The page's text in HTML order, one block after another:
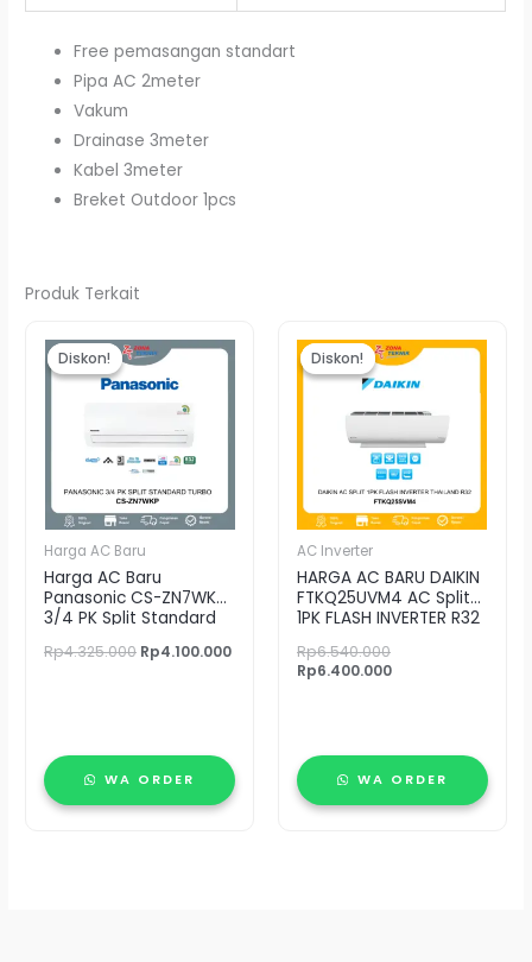
Free pemasangan standart
Pipa AC 2meter
Vakum
Drainase 3meter
Kabel 3meter
Breket Outdoor 1pcs
Produk Terkait
Diskon!
Diskon!
Harga AC Baru
Harga AC Baru
Panasonic CS-ZN7WKP
3/4 PK Split Standard
Rp4.325.000
aslinya
adalah:
Rp4.325.000.
Rp4.100.000
WA ORDER
Diskon!
Diskon!
AC Inverter
HARGA AC BARU DAIKIN
FTKQ25UVM4 AC Split
1PK FLASH INVERTER R32
Rp6.540.000
aslinya
adalah:
Rp6.540.000.
Rp6.400.000
saat
ini
adalah:
WA ORDER